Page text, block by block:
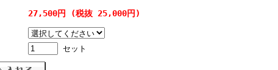
27,500円 (税抜 25,000円)
セット